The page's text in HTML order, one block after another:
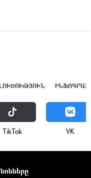
ТikТоk VK